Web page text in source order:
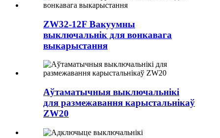
ZW32-12F Вакуумны
выключальнік для вонкавага
выкарыстання
Аўтаматычныя выключальнікі
для размежавання карыстальнікаў
ZW20